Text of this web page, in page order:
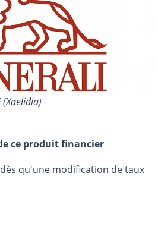
(Xaelidia)
ce produit financier
qu'une modification de taux